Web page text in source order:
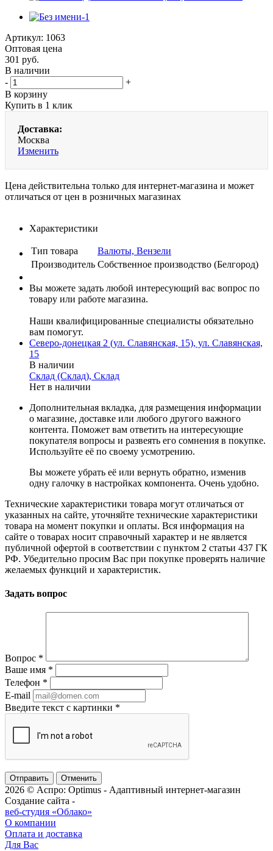
Артикул: 1063
Оптовая цена
301 руб.
В наличии
-
+
В корзину
Купить в 1 клик
Доставка:
Москва
Изменить
Цена действительна только для интернет-магазина и может
отличаться от цен в розничных магазинах
Характеристики
Тип товара
Валюты, Вензели
Производитель Собственное производство (Белгород)
Вы можете задать любой интересующий вас вопрос по
товару или работе магазина.
Наши квалифицированные специалисты обязательно
вам помогут.
Северо-донецкая 2 (ул. Славянская, 15), ул. Славянская,
15
В наличии
Склад (Склад), Склад
Нет в наличии
Дополнительная вкладка, для размещения информации
о магазине, доставке или любого другого важного
контента. Поможет вам ответить на интересующие
покупателя вопросы и развеять его сомнения в покупке.
Используйте её по своему усмотрению.
Вы можете убрать её или вернуть обратно, изменив
одну галочку в настройках компонента. Очень удобно.
Технические характеристики товара могут отличаться от
указанных на сайте, уточняйте технические характеристики
товара на момент покупки и оплаты. Вся информация на
сайте о товарах носит справочный характер и не является
публичной офертой в соответствии с пунктом 2 статьи 437 ГК
РФ. Убедительно просим Вас при покупке проверять наличие
желаемых функций и характеристик.
Задать вопрос
Вопрос *
Ваше имя *
Телефон *
E-mail
Введите текст с картинки *
Отменить
2026 © Аспро: Optimus - Адаптивный интернет-магазин
Создание сайта -
веб-студия «Облако»
О компании
Оплата и доставка
Для Вас